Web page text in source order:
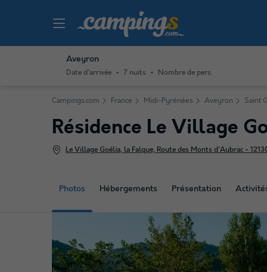
Aveyron
Date d'arrivée 7 nuits Nombre de pers.
Campings.com France Midi-Pyrénées Aveyron Saint
Photos Hébergements Présentation
Résidence Le Village
Le Village Goélia, la Falque, Route des Monts d'Aubrac -